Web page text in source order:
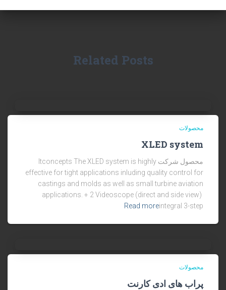
Related Posts
محصولات
XLED system
محصول شرکت Itconcepts The XLED system is highly
effective for tight applications inluding quality control for
castings and molds as well as small turbine aviation
applications. + 2 Videoscope (direct and side view)
integral 3-step
Read more
محصولات
پراب های ادی کارنت